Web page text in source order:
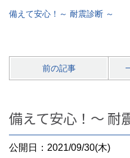
備えて安心！～ 耐震診断 ～
前の記事
備えて安心！～ 耐
公開日：2021/09/30(木)